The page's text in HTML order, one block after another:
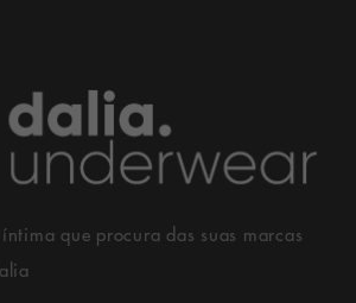
que procura das suas marcas